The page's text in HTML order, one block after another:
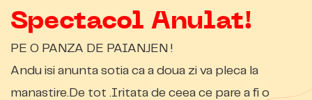
Spectacol Anulat!
PE O PANZA DE PAIANJEN !
Andu isi anunta sotia ca a doua zi va pleca la
manastire.De tot .Iritata de ceea ce pare a fi o